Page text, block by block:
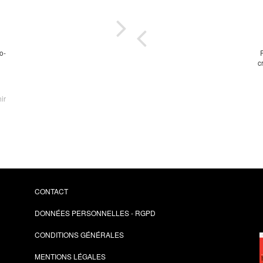
CONTACT
DONNÉES PERSONNELLES - RGPD
CONDITIONS GÉNÉRALES
MENTIONS LÉGALES